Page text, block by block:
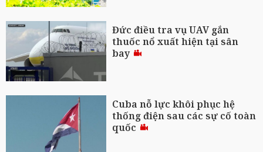
Đức điều tra vụ UAV gắn
thuốc nổ xuất hiện tại sân
bay
Cuba nỗ lực khôi phục hệ
thống điện sau các sự cố toàn
quốc